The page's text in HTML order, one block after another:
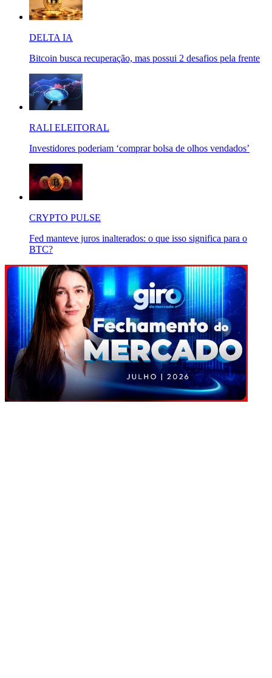
DELTA IA
Bitcoin busca recuperação, mas possui 2 desafios pela frente
RALI ELEITORAL
Investidores poderiam ‘comprar bolsa de olhos vendados’
CRYPTO PULSE
Fed manteve juros inalterados: o que isso significa para o
BTC?